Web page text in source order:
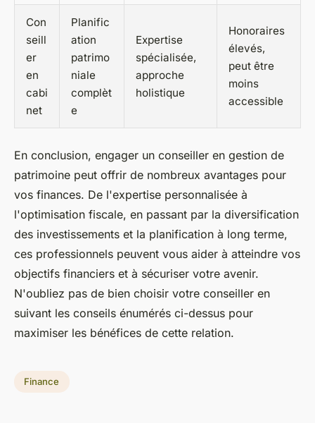
Con
seill
er
en
cabi
net
Planific
ation
patrimo
niale
complèt
e
Expertise
spécialisée,
approche
holistique
Honoraires
élevés,
peut être
moins
accessible
En conclusion, engager un conseiller en gestion de
patrimoine peut offrir de nombreux avantages pour
vos finances. De l'expertise personnalisée à
l'optimisation fiscale, en passant par la diversification
des investissements et la planification à long terme,
ces professionnels peuvent vous aider à atteindre vos
objectifs financiers et à sécuriser votre avenir.
N'oubliez pas de bien choisir votre conseiller en
suivant les conseils énumérés ci-dessus pour
maximiser les bénéfices de cette relation.
Finance